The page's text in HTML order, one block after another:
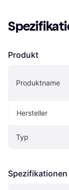
Produkt
Produktname
Hersteller
Typ
Spezifikationen